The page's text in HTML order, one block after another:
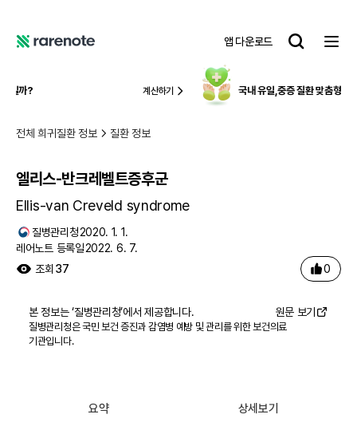
노
앱 다운로드
레
트
산하기 중증 질환 맞춤형 보험케어 알아보기
전체 희귀질환 정보 질환 정보
엘리스-반크레벨트증후군
Ellis-van Creveld syndrome
질병관리청2020. 1. 1.
레어노트 등록일2022. 6. 7.
조회 37 0
본 정보는 ‘질병관리청’에서 제공합니다. 원문 보기
질병관리청은 국민 보건 증진과 감염병 예방 및 관리를 위한 보건의료
기관입니다.
요약 상세보기